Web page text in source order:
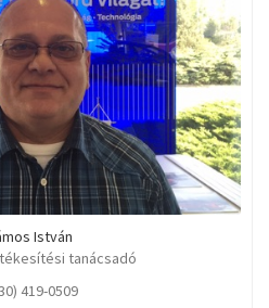
István
tanácsadó
419-0509